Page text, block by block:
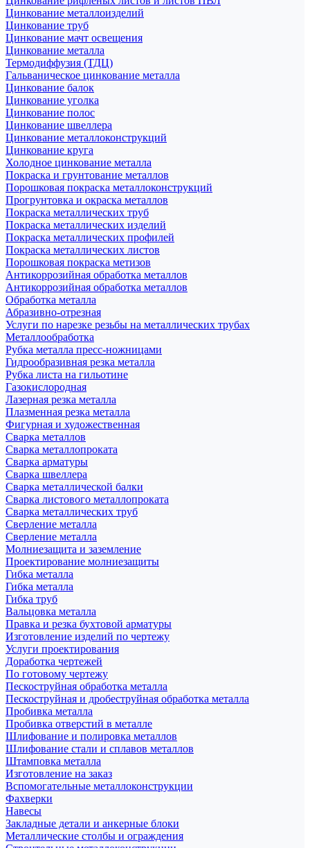
Цинкование металлоизделий
Цинкование труб
Цинкование мачт освещения
Цинкование металла
Термодиффузия (ТДЦ)
Гальваническое цинкование металла
Цинкование балок
Цинкование уголка
Цинкование полос
Цинкование швеллера
Цинкование металлоконструкций
Цинкование круга
Холодное цинкование металла
Покраска и грунтование металлов
Порошковая покраска металлоконструкций
Прогрунтовка и окраска металлов
Покраска металлических труб
Покраска металлических изделий
Покраска металлических профилей
Покраска металлических листов
Порошковая покраска метизов
Антикоррозийная обработка металлов
Антикоррозийная обработка металлов
Обработка металла
Абразивно-отрезная
Услуги по нарезке резьбы на металлических трубах
Металлообработка
Рубка металла пресс-ножницами
Гидрообразивная резка металла
Рубка листа на гильотине
Газокислородная
Лазерная резка металла
Плазменная резка металла
Фигурная и художественная
Сварка металлов
Сварка металлопроката
Сварка арматуры
Сварка швеллера
Сварка металлической балки
Сварка листового металлопроката
Сварка металлических труб
Сверление металла
Сверление металла
Молниезащита и заземление
Проектирование молниезащиты
Гибка металла
Гибка металла
Гибка труб
Вальцовка металла
Правка и резка бухтовой арматуры
Изготовление изделий по чертежу
Услуги проектирования
Доработка чертежей
По готовому чертежу
Пескоструйная обработка металла
Пескоструйная и дробеструйная обработка металла
Пробивка металла
Пробивка отверстий в металле
Шлифование и полировка металлов
Шлифование стали и сплавов металлов
Штамповка металла
Изготовление на заказ
Вспомогательные металлоконструкции
Фахверки
Навесы
Закладные детали и анкерные блоки
Металлические столбы и ограждения